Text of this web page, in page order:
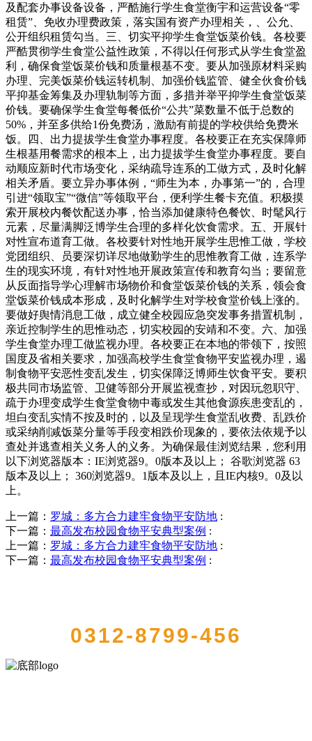
及配套办事设备设备，严酷施行学生食堂衡宇和运营设备“零
租赁”、免收办理费政策，落实国有资产办理相关，、公允、
公开组织租赁勾当。三、切实平抑学生食堂饭菜价钱。各校要
严酷贯彻学生食堂公益性政策，不得以任何形式从学生食堂盈
利，确保食堂饭菜价钱和质量根基不变。要从加强原材料采购
办理、完美饭菜价钱运转机制、加强价钱监管、健全伙食价钱
平抑基金筹集及办理轨制等方面，多措并举平抑学生食堂饭菜
价钱。要确保学生食堂每餐低价“公共”菜数量不低于总数的
50%，并至多供给1份免费汤，激励有前提的学校供给免费米
饭。四、出力提拔学生食堂办事程度。各校要正在充实保障师
生根基用餐需求的根本上，出力提拔学生食堂办事程度。要自
动顺应新时代市场变化，采纳疏导连系的工做方式，及时化解
相关矛盾。要立异办事体例，“师生为本，办事第一”的，合理
引进“领取宝”“微信”等领取平台，便利学生餐卡充值。积极摸
索开展校内餐饮配送办事，恰当添加健康特色餐饮、时髦风行
元素，尽量满脚泛博学生合理的多样化饮食需求。五、开展针
对性宣布道育工做。各校要针对性地开展学生思惟工做，学校
党团组织、员要深切详尽地做勤学生的思惟教育工做，连系学
生的现实环境，有针对性地开展政策宣传和教育勾当；要留意
从反面指导学心理解市场物价和食堂饭菜价钱的关系，领会食
堂饭菜价钱成本形成，及时化解学生对学校食堂价钱上涨的。
要做好舆情消息工做，成立健全校园应急突发事务措置机制，
亲近控制学生的思惟动态，切实校园的安靖和不变。六、加强
学生食堂办理工做监视办理。各校要正在本地的带领下，按照
国度及省相关要求，加强高校学生食堂食物平安监视办理，遏
制食物平安恶性变乱发生，切实保障泛博师生饮食平安。要积
极共同市场监管、卫健等部分开展监视查抄，对因玩忽职守、
疏于办理变成学生食堂食物中毒或发生其他食源疾患变乱的，
坦白变乱实情不按及时的，以及呈现学生食堂乱收费、乱跌价
或采纳削减饭菜分量等手段变相跌价现象的，要依法依规予以
查处并逃查相关义务人的义务。为确保最佳浏览结果，您利用
以下浏览器版本：IE浏览器9。0版本及以上； 谷歌浏览器 63
版本及以上； 360浏览器9。1版本及以上，且IE内核9。0及以
上。
上一篇： 罗城：多方合力建牢食物平安防地 :
下一篇： 最高发布校园食物平安典型案例 :
上一篇： 罗城：多方合力建牢食物平安防地 :
下一篇： 最高发布校园食物平安典型案例 :
0312-8799-456